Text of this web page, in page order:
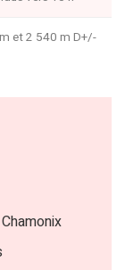
et 2 540 m D+/-